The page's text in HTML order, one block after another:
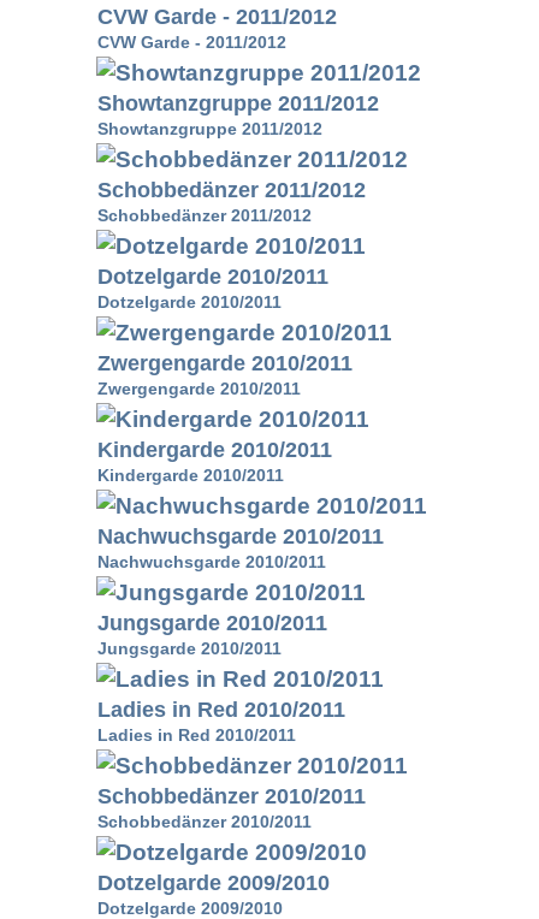
CVW Garde - 2011/2012
CVW Garde - 2011/2012
Showtanzgruppe 2011/2012
Showtanzgruppe 2011/2012
Schobbedänzer 2011/2012
Schobbedänzer 2011/2012
Dotzelgarde 2010/2011
Dotzelgarde 2010/2011
Zwergengarde 2010/2011
Zwergengarde 2010/2011
Kindergarde 2010/2011
Kindergarde 2010/2011
Nachwuchsgarde 2010/2011
Nachwuchsgarde 2010/2011
Jungsgarde 2010/2011
Jungsgarde 2010/2011
Ladies in Red 2010/2011
Ladies in Red 2010/2011
Schobbedänzer 2010/2011
Schobbedänzer 2010/2011
Dotzelgarde 2009/2010
Dotzelgarde 2009/2010